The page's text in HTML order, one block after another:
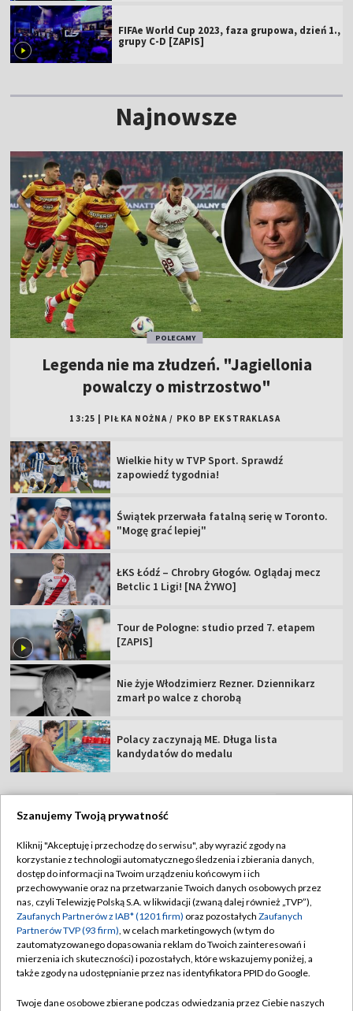
FIFAe World Cup 2023, faza grupowa, dzień 1.,
grupy C-D [ZAPIS]
Najnowsze
POLECAMY
Legenda nie ma złudzeń. "Jagiellonia
powalczy o mistrzostwo"
13:25 PIŁKA NOŻNA / PKO BP EKSTRAKLASA
Wielkie hity w TVP Sport. Sprawdź
zapowiedź tygodnia!
Świątek przerwała fatalną serię w Toronto.
"Mogę grać lepiej"
ŁKS Łódź – Chrobry Głogów. Oglądaj mecz
Betclic 1 Ligi! [NA ŻYWO]
Tour de Pologne: studio przed 7. etapem
[ZAPIS]
Nie żyje Włodzimierz Rezner. Dziennikarz
zmarł po walce z chorobą
Polacy zaczynają ME. Długa lista
kandydatów do medalu
Abonament TVP
Sklep TVP
Biuro Reklamy
Oferta Handlowa
Telegazeta ogłoszenia
Regulamin TVP
Polityka prywatności
Moje zgody
Biuro reklamy
Kontakt
Szanujemy Twoją prywatność
Kliknij "Akceptuję i przechodzę do serwisu", aby wyrazić zgody na
korzystanie z technologii automatycznego śledzenia i zbierania danych,
dostęp do informacji na Twoim urządzeniu końcowym i ich
przechowywanie oraz na przetwarzanie Twoich danych osobowych przez
nas, czyli Telewizję Polską S.A. w likwidacji (zwaną dalej również „TVP”),
Zaufanych Partnerów z IAB* (1201 firm) oraz pozostałych Zaufanych
Partnerów TVP (93 firm), w celach marketingowych (w tym do
zautomatyzowanego dopasowania reklam do Twoich zainteresowań i
mierzenia ich skuteczności) i pozostałych, które wskazujemy poniżej, a
także zgody na udostępnianie przez nas identyfikatora PPID do Google.
Twoje dane osobowe zbierane podczas odwiedzania przez Ciebie naszych